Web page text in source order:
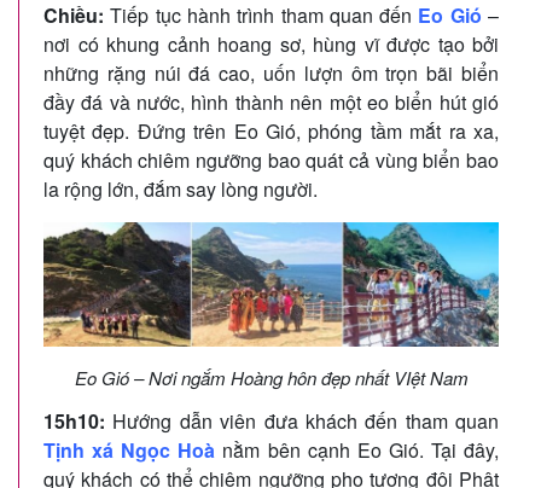
Chiều:Tiếp tục hành trình tham quan đến Eo Gió –
nơi có khung cảnh hoang sơ, hùng vĩ được tạo bởi
những rặng núi đá cao, uốn lượn ôm trọn bãi biển
đầy đá và nước, hình thành nên một eo biển hút gió
tuyệt đẹp. Đứng trên Eo Gió, phóng tầm mắt ra xa,
quý khách chiêm ngưỡng bao quát cả vùng biển bao
la rộng lớn, đắm say lòng người.
Eo Gió – Nơi ngắm Hoàng hôn đẹp nhất VIệt Nam
15h10: Hướng dẫn viên đưa khách đến tham quan
Tịnh xá Ngọc Hoà nằm bên cạnh Eo Gió. Tại đây,
quý khách có thể chiêm ngưỡng pho tượng đôi Phật